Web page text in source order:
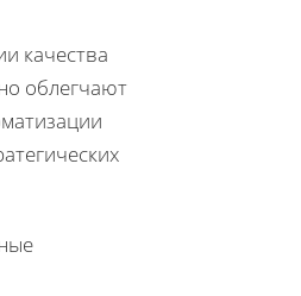
качества
облегчают